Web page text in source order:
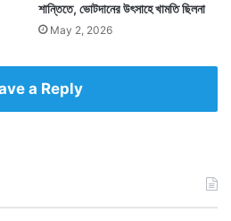
শান্তিতে, ভোটদানের উৎসাহে খামতি ছিলনা
May 2, 2026
a Reply